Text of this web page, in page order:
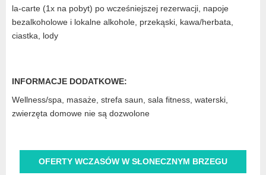
la-carte (1x na pobyt) po wcześniejszej rezerwacji, napoje
bezalkoholowe i lokalne alkohole, przekąski, kawa/herbata,
ciastka, lody
INFORMACJE DODATKOWE:
Wellness/spa, masaże, strefa saun, sala fitness, waterski,
zwierzęta domowe nie są dozwolone
OFERTY WCZASÓW W SŁONECZNYM BRZEGU